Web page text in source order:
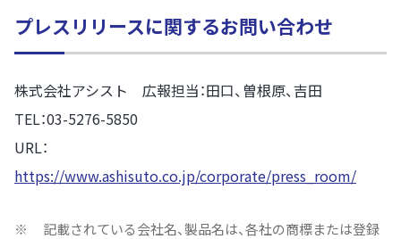
プレスリリースに関するお問い合わせ
株式会社アシスト 広報担当：田口、曽根原、吉田
TEL：03-5276-5850
URL：
https://www.ashisuto.co.jp/corporate/press_room/
※
記載されている会社名、製品名は、各社の商標または登録